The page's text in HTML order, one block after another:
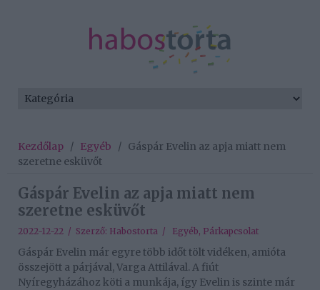
Kezdőlap / Egyéb / Gáspár Evelin az apja miatt nem
szeretne esküvőt
Gáspár Evelin az apja miatt nem
szeretne esküvőt
2022-12-22 / Szerző: Habostorta / Egyéb, Párkapcsolat
Gáspár Evelin már egyre több időt tölt vidéken, amióta
összejött a párjával, Varga Attilával. A fiút
Nyíregyházához köti a munkája, így Evelin is szinte már